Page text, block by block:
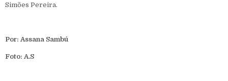
Simões Pereira.
Por: Assana Sambú
Foto: A.S